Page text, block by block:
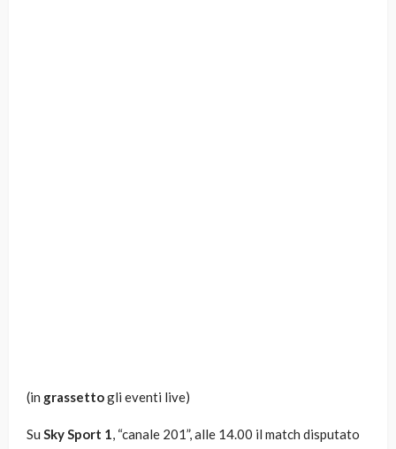
(in grassettogli eventi live)
Su Sky Sport 1, “canale 201”, alle 14.00 il match disputato